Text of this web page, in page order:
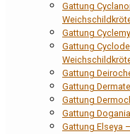
Gattung
Gattung
Gattung
Gattung
Gattung
Gattung
Gattung Dogania
Gattung Elseya